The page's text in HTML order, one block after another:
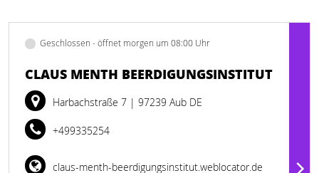
Geschlossen - öffnet morgen um 08:00 Uhr
CLAUS MENTH BEERDIGUNGSINSTITUT
Harbachstraße 7 | 97239 Aub DE
+499335254
claus-menth-beerdigungsinstitut.weblocator.de